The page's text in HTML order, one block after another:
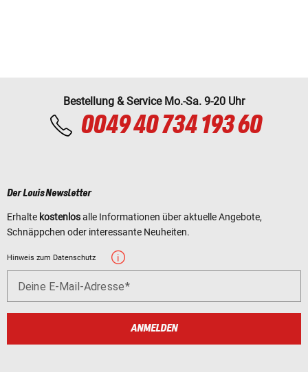
Bestellung & Service Mo.-Sa. 9-20 Uhr
0049 40 734 193 60
Der Louis Newsletter
Erhalte kostenlosalle Informationen über aktuelle Angebote,
Schnäppchen oder interessante Neuheiten.
Hinweis zum Datenschutz
Deine E-Mail-Adresse
ANMELDEN